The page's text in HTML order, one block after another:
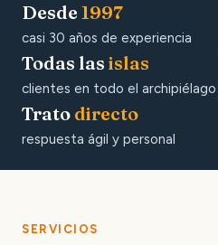
Desde 1997
casi 30 años de experiencia
Todas las islas
clientes en todo el archipiélago
Trato directo
respuesta ágil y personal
SERVICIOS